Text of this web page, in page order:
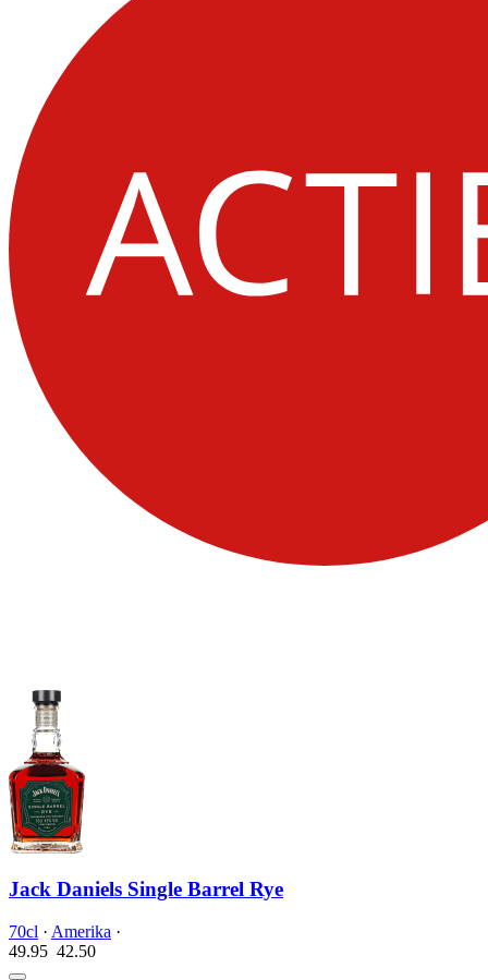
Jack Daniels Single Barrel Rye
70cl · Amerika ·
49.95 42.50